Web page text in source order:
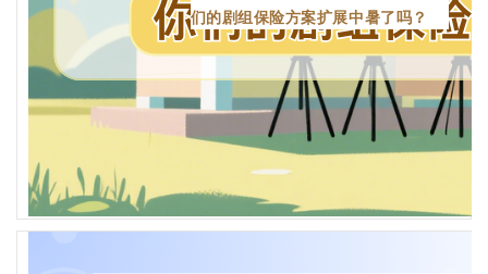
们的剧组保险方案扩展中暑了吗？